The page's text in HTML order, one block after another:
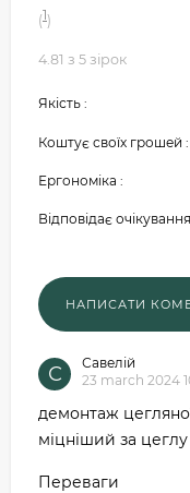
(1)
4.81 з 5 зірок
Якість :
Коштує своїх грошей :
Ергономіка :
Відповідає
С
Савелій
23 march 2024
демонтаж
міцніший за цеглу
Переваги